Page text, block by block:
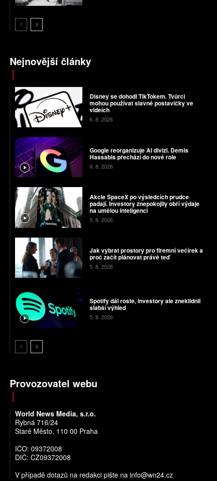
Nejnovější články
Disney se dohodl TikTokem. Tvůrci
mohou používat slavné postavičky ve
videích
6. 8. 2026
Google reorganizuje AI divizi. Demis
Hassabis přechází do nové role
6. 8. 2026
Akcie SpaceX po výsledcích prudce
padají. Investory znepokojily obří výdaje
na umělou inteligenci
5. 8. 2026
Jak vybrat prostory pro firemní večírek a
proč začít plánovat právě teď
5. 8. 2026
Spotify dál roste, investory ale zneklidnil
slabší výhled
5. 8. 2026
Provozovatel webu
World News Media, s.r.o.
Rybná 716/24
Staré Město, 110 00 Praha
IČO: 09372008
DIČ: CZ09372008
V případě dotazů na redakci pište na info@wn24.cz